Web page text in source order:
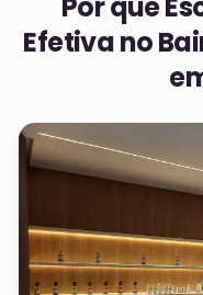
Efetiva no